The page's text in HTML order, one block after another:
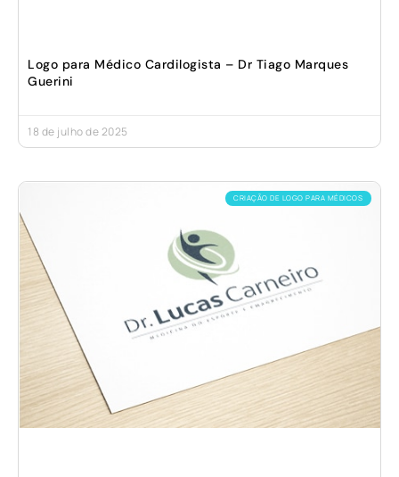
Logo para Médico Cardilogista – Dr Tiago Marques
Guerini
18 de julho de 2025
CRIAÇÃO DE LOGO PARA MÉDICOS